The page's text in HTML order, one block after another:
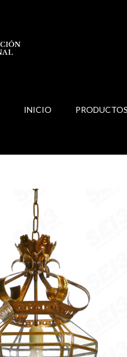
INICIO PRODUCTOS